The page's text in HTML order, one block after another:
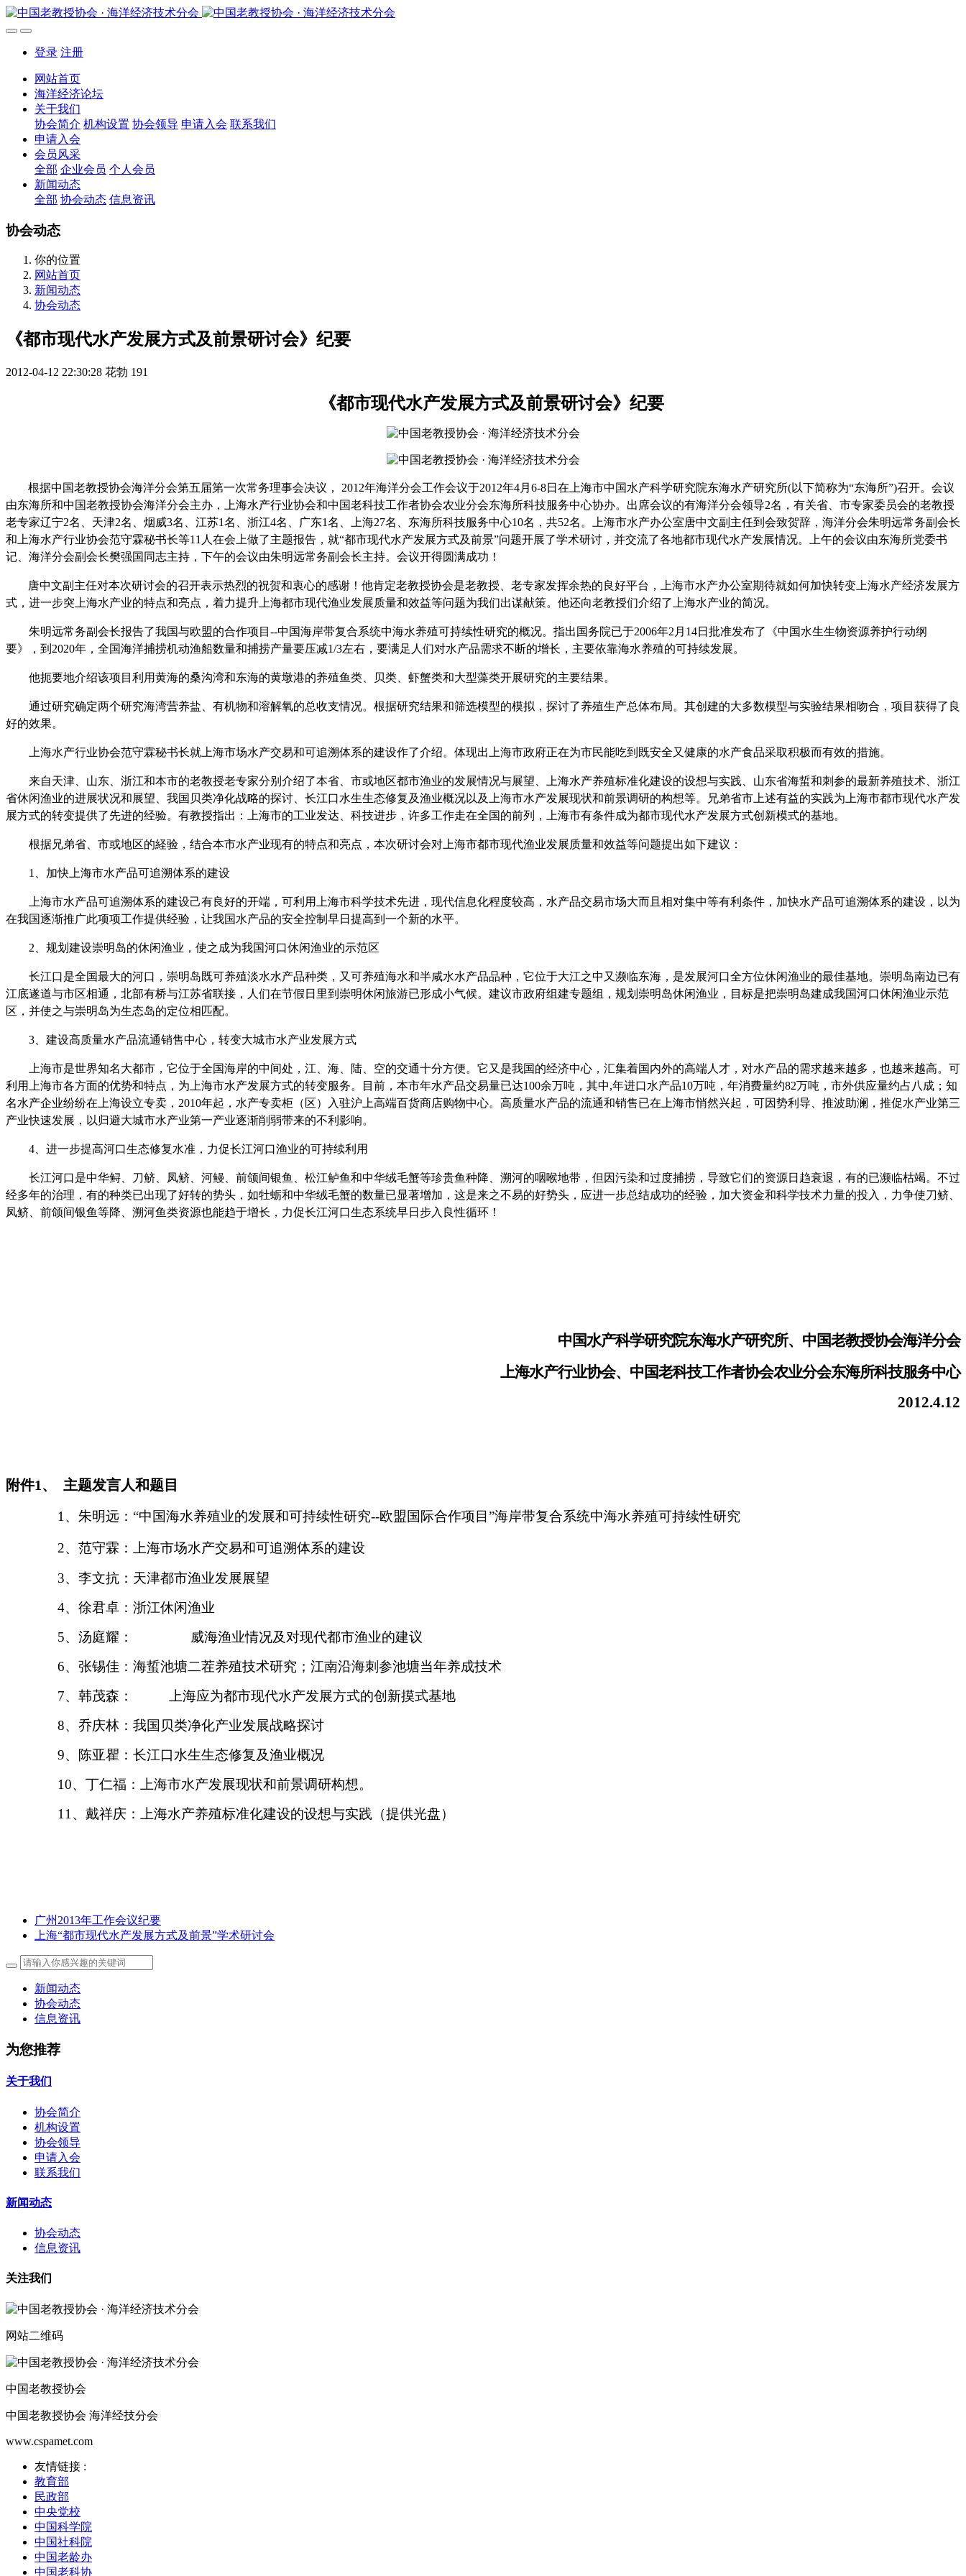
登录 注册
网站首页
海洋经济论坛
关于我们
协会简介 机构设置 协会领导 申请入会 联系我们
申请入会
会员风采
全部 企业会员 个人会员
新闻动态
全部 协会动态 信息资讯
协会动态
你的位置
网站首页
新闻动态
协会动态
《都市现代水产发展方式及前景研讨会》纪要
2012-04-12 22:30:28 花勃 191
《都市现代水产发展方式及前景研讨会》纪要
根据中国老教授协会海洋分会第五届第一次常务理事会决议， 2012年海洋分会工作会议于2012年4月6-8日在上海市中国水产科学研究院东海水产研究所(以下简称为“东海所”)召开。会议
由东海所和中国老教授协会海洋分会主办，上海水产行业协会和中国老科技工作者协会农业分会东海所科技服务中心协办。出席会议的有海洋分会领导2名，有关省、市专家委员会的老教授
老专家辽宁2名、天津2名、烟威3名、江苏1名、浙江4名、广东1名、上海27名、东海所科技服务中心10名，共52名。上海市水产办公室唐中文副主任到会致贺辞，海洋分会朱明远常务副会长
和上海水产行业协会范守霖秘书长等11人在会上做了主题报告，就“都市现代水产发展方式及前景”问题开展了学术研讨，并交流了各地都市现代水产发展情况。上午的会议由东海所党委书
记、海洋分会副会长樊强国同志主持，下午的会议由朱明远常务副会长主持。会议开得圆满成功！
唐中文副主任对本次研讨会的召开表示热烈的祝贺和衷心的感谢！他肯定老教授协会是老教授、老专家发挥余热的良好平台，上海市水产办公室期待就如何加快转变上海水产经济发展方
式，进一步突上海水产业的特点和亮点，着力提升上海都市现代渔业发展质量和效益等问题为我们出谋献策。他还向老教授们介绍了上海水产业的简况。
朱明远常务副会长报告了我国与欧盟的合作项目--中国海岸带复合系统中海水养殖可持续性研究的概况。指出国务院已于2006年2月14日批准发布了《中国水生生物资源养护行动纲
要》，到2020年，全国海洋捕捞机动渔船数量和捕捞产量要压减1/3左右，要满足人们对水产品需求不断的增长，主要依靠海水养殖的可持续发展。
他扼要地介绍该项目利用黄海的桑沟湾和东海的黄墩港的养殖鱼类、贝类、虾蟹类和大型藻类开展研究的主要结果。
通过研究确定两个研究海湾营养盐、有机物和溶解氧的总收支情况。根据研究结果和筛选模型的模拟，探讨了养殖生产总体布局。其创建的大多数模型与实验结果相吻合，项目获得了良
好的效果。
上海水产行业协会范守霖秘书长就 上海市场水产交易和可追溯体系的建设作了介绍。 体现出上海市政府正在为市民能吃到既安全又健康的水产食品采取积极而有效的措施。
来自天津、山东、浙江和本市的老教授老专家分别介绍了本省、市或地区都市渔业的发展情况与展望、 上海水产养殖标准化建设的设想与实践、 山东省海蜇和刺参的最新养殖技术、浙江
省休闲渔业的进展状况和展望、我国贝类净化战略的探讨、长江口水生生态修复及渔业概况以及上海市水产发展现状和前景调研的构想等。兄弟省市上述有益的实践为上海市都市现代水产发
展方式的转变提供了先进的经验。有教授指出：上海市的工业发达、科技进步，许多工作走在全国的前列，上海市有条件成为都市现代水产发展方式创新模式的基地。
根据兄弟省、市或地区的経验，结合本市水产业现有的特点和亮点，本次研讨会对上海市都市现代渔业发展质量和效益等问题提出如下建议：
1 、加快上海市水产品可追溯体系的建设
上海市水产品可追溯体系的建设己有良好的开端，可利用上海市科学技术先进，现代信息化程度较高，水产品交易市场大而且相对集中等有利条件，加快水产品可追溯体系的建设，以为
在我国逐渐推广此项项工作提供经验，让我国水产品的安全控制早日提高到一个新的水平。
2 、规划建设崇明岛的休闲渔业，使之成为我国河口休闲渔业的示范区
长江口是全国最大的河口，崇明岛既可养殖淡水水产品种类，又可养殖海水和半咸水水产品品种，它位于大江之中又濒临东海，是发展河口全方位休闲渔业的最佳基地。崇明岛南边已有
江底遂道与市区相通，北部有桥与江苏省联接，人们在节假日里到崇明休闲旅游已形成小气候。建议市政府组建专题组，规划崇明岛休闲渔业，目标是把崇明岛建成我国河口休闲渔业示范
区，并使之与崇明岛为生态岛的定位相匹配。
3 、建设高质量水产品流通销售中心，转变大城市水产业发展方式
上海市是世界知名大都市，它位于全国海岸的中间处，江、海、陆、空的交通十分方便。它又是我国的经济中心，汇集着国内外的高端人才，对水产品的需求越来越多，也越来越高。可
利用上海市各方面的优势和特点，为上海市水产发展方式的转变服务。目前，本市年水产品交易量已达100余万吨，其中,年进口水产品10万吨，年消费量约82万吨，市外供应量约占八成；知
名水产企业纷纷在上海设立专卖， 2010年起，水产专卖柜（区）入驻沪上高端百货商店购物中心。 高质量水产品的流通和销售已在上海市悄然兴起，可因势利导、推波助澜，推促水产业第三
产业快速发展，以归避大城市水产业第一产业逐渐削弱带来的不利影响。
4 、进一步提高河口生态修复水准，力促长江河口渔业的可持续利用
长江河口是中华鲟、刀鲚、凤鲚、河鳗、前颌间银鱼、松江鲈鱼和中华绒毛蟹等珍贵鱼种降、溯河的咽喉地带，但因污染和过度捕捞，导致它们的资源日趋衰退，有的已濒临枯竭。不过
经多年的治理，有的种类已出现了好转的势头，如牡蛎和中华绒毛蟹的数量已显著增加，这是来之不易的好势头，应进一步总结成功的经验，加大资金和科学技术力量的投入，力争使刀鲚、
凤鲚、前颌间银鱼等降、溯河鱼类资源也能趋于增长，力促长江河口生态系统早日步入良性循环！
中国水产科学研究院东海水产研究所、中国老教授协会海洋分会
上海水产行业协会、中国老科技工作者协会农业分会东海所科技服务中心
2012.4.12
附件1、 主题发言人和题目
1、朱明远： “中国海水养殖业的发展和可持续性研究--欧盟国际合作项目”海岸带复合系统中海水养殖可持续性研究
2、范守霖： 上海市场水产交易和可追溯体系的建设
3、 李文抗：天津都市渔业发展展望
4、 徐君卓：浙江休闲渔业
5、汤庭耀： 威海渔业情况及对现代都市渔业的建议
6、张锡佳： 海蜇池塘二茬养殖技术研究； 江南沿海刺参池塘当年养成技术
7、韩茂森： 上海应为都市现代水产发展方式的创新摸式基地
8、乔庆林：我国贝类净化产业发展战略探讨
9、陈亚瞿：长江口水生生态修复及渔业概况
10、丁仁福：上海市水产发展现状和前景调研构想。
11、戴祥庆：上海水产养殖标准化建设的设想与实践（提供光盘）
广州2013年工作会议纪要
上海“都市现代水产发展方式及前景”学术研讨会
新闻动态
协会动态
信息资讯
为您推荐
关于我们
协会简介
机构设置
协会领导
申请入会
联系我们
新闻动态
协会动态
信息资讯
关注我们
网站二维码
中国老教授协会
中国老教授协会 海洋经技分会
www.cspamet.com
友情链接 :
教育部
民政部
中央党校
中国科学院
中国社科院
中国老龄办
中国老科协